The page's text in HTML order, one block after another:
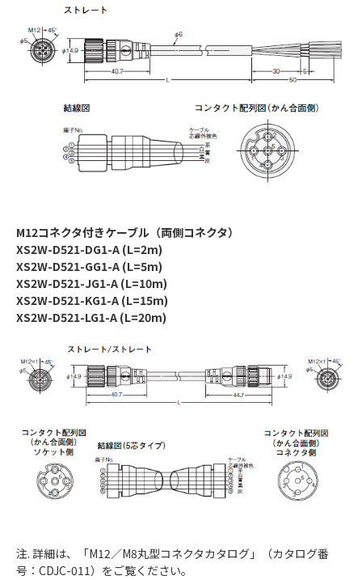
M12コネクタ付きケーブル（両側コネクタ）
XS2W-D521-DG1-A (L=2m)
XS2W-D521-GG1-A (L=5m)
XS2W-D521-JG1-A (L=10m)
XS2W-D521-KG1-A (L=15m)
XS2W-D521-LG1-A (L=20m)
注. 詳細は、「M12／M8丸型コネクタカタログ」（カタログ番
号：CDJC-011）をご覧ください。